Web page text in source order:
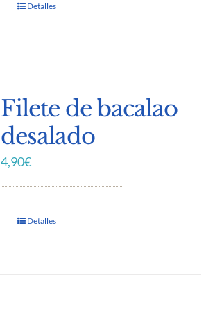
Detalles
Filete de bacalao
desalado
4,90€
Detalles